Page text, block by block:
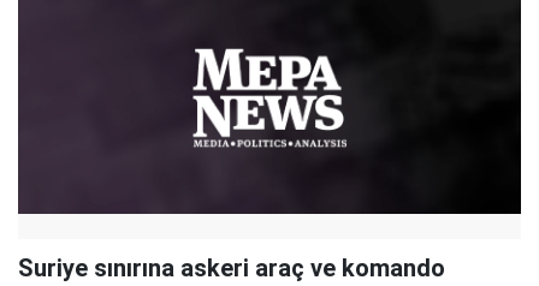
Suriye sınırına askeri araç ve komando